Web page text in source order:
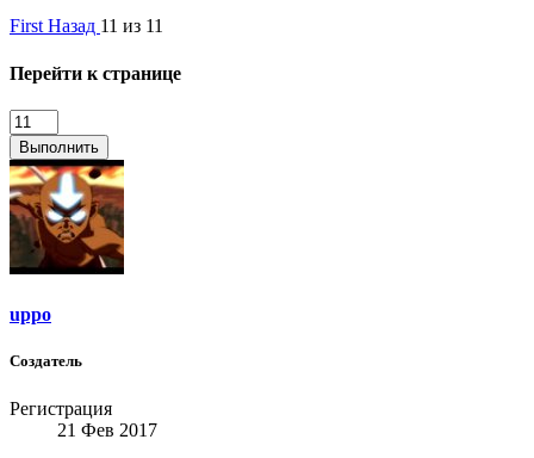
First Назад 11 из 11
Перейти к странице
Выполнить
uppo
Создатель
Регистрация
21 Фев 2017